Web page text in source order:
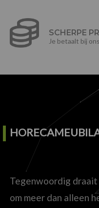
SCHERPE
Je betaalt bij
Tegenwoordig draait
om meer dan alleen